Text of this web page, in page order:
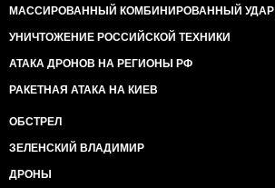
МАССИРОВАННЫЙ КОМБИНИРОВАННЫЙ УДАР
УНИЧТОЖЕНИЕ РОССИЙСКОЙ ТЕХНИКИ
АТАКА ДРОНОВ НА РЕГИОНЫ РФ
РАКЕТНАЯ АТАКА НА КИЕВ
ОБСТРЕЛ
ЗЕЛЕНСКИЙ ВЛАДИМИР
ДРОНЫ